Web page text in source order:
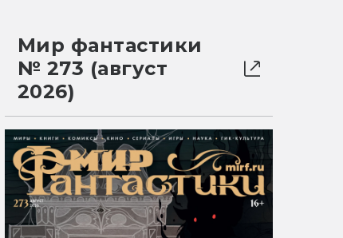
Мир фантастики
№ 273 (август
2026)